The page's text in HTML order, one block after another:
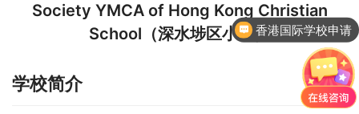
Society YMCA of Hong Kong Christian
School（深水埗区小学）
学校简介
香港国际学校申请